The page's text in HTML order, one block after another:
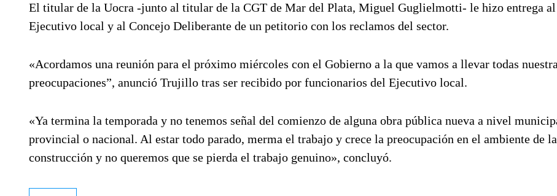
El titular de la Uocra -junto al titular de la CGT de Mar del Plata, Miguel Guglielmotti- le hizo entrega al
Ejecutivo local y al Concejo Deliberante de un petitorio con los reclamos del sector.
«Acordamos una reunión para el próximo miércoles con el Gobierno a la que vamos a llevar todas
preocupaciones”, anunció Trujillo tras ser recibido por funcionarios del Ejecutivo local.
«Ya termina la temporada y no tenemos señal del comienzo de alguna obra pública nueva a nivel
provincial o nacional. Al estar todo parado, merma el trabajo y crece la preocupación en el ambiente de la
construcción y no queremos que se pierda el trabajo genuino», concluyó.